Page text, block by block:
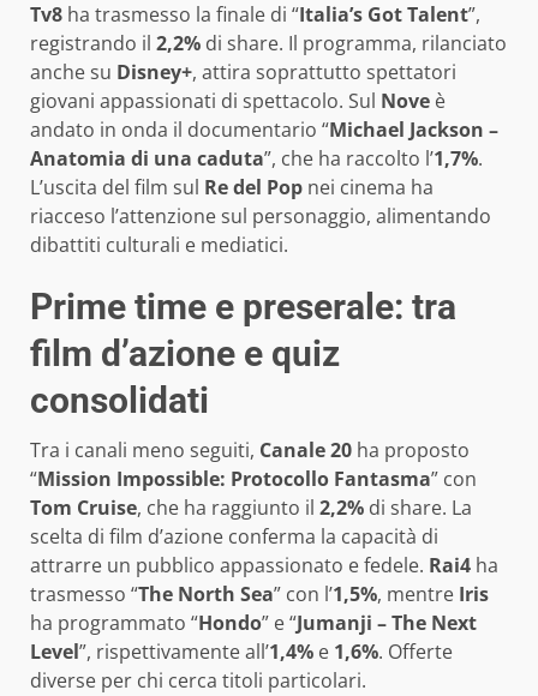
Tv8 ha trasmesso la finale di “Italia’s Got Talent”,
registrando il 2,2% di share. Il programma, rilanciato
anche su Disney+, attira soprattutto spettatori
giovani appassionati di spettacolo. Sul Nove è
andato in onda il documentario “Michael Jackson –
Anatomia di una caduta”, che ha raccolto l’1,7%.
L’uscita del film sul Re del Pop nei cinema ha
riacceso l’attenzione sul personaggio, alimentando
dibattiti culturali e mediatici.
Prime time e preserale: tra
film d’azione e quiz
consolidati
Tra i canali meno seguiti, Canale 20 ha proposto
“Mission Impossible: Protocollo Fantasma” con
Tom Cruise, che ha raggiunto il 2,2% di share. La
scelta di film d’azione conferma la capacità di
attrarre un pubblico appassionato e fedele. Rai4 ha
trasmesso “The North Sea” con l’1,5%, mentre Iris
ha programmato “Hondo” e “Jumanji – The Next
Level”, rispettivamente all’1,4% e 1,6%. Offerte
diverse per chi cerca titoli particolari.